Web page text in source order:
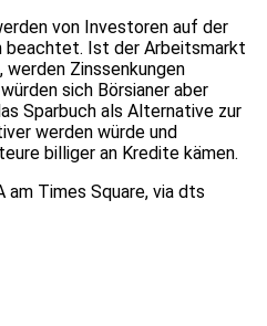
von Investoren auf der
beachtet. Ist der Arbeitsmarkt
Zinssenkungen
sich Börsianer aber
Sparbuch als Alternative zur
werden würde und
billiger an Kredite kämen.
am Times Square, via dts